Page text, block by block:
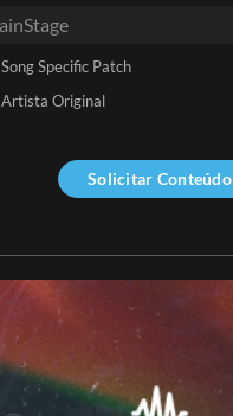
Song Specific Patch
Artista Original
Solicitar Conteúdo